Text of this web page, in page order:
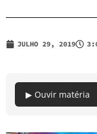
JULHO 29, 2019
▶ Ouvir matéria